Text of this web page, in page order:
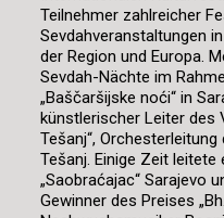
Teilnehmer zahlreicher
Sevdahveranstaltungen
der Region und Europa.
Sevdah-Nächte im
„Baščaršijske noći“ in
künstlerischer Leiter des
Tešanj“,
Tešanj. Einige Zeit leitete
„Saobraćajac“ Sarajevo
Gewinner des Preises